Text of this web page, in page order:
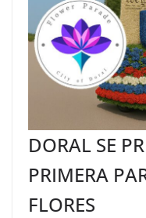
DORAL SE
PRIMERA
FLORES